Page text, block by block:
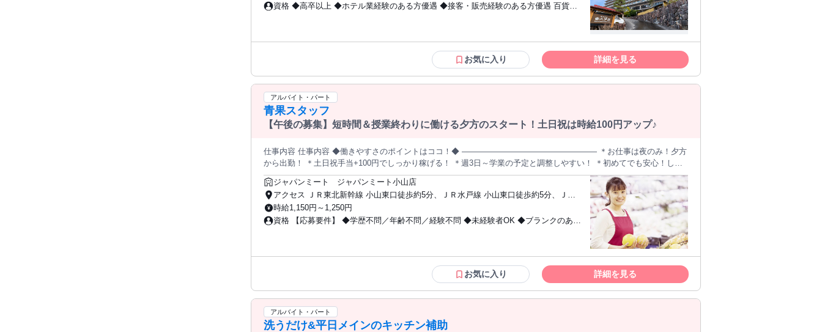
また、異業種でも接客・販売経験のある方は、即戦力として優遇いたします。無理のないペースで教えていきますの
ル運営会社です。フルサービスからリゾート、旅館、ペットフレンドリー、宿泊特化型や中長期滞在型まで幅広いホテ
ルタイプを手掛けております。新規開業のペースが突出しており、2025年には約30棟の新規受託を実施。今後も複数の
資格 ◆高卒以上 ◆ホテル業経験のある方優遇 ◆接客・販売経験のある方優遇 百貨
お気に入り 詳細を見る
アルバイト・パート
青果スタッフ
【午後の募集】短時間＆授業終わりに働ける夕方のスタート！土日祝は時給100円アップ♪
仕事内容 仕事内容 ◆働きやすさのポイントはココ！◆ ――――――――――――――――― ＊お仕事は夜のみ！夕方
から出勤！ ＊土日祝手当+100円でしっかり稼げる！ ＊週3日～学業の予定と調整しやすい！ ＊初めてでも安心！しっ
かりサポートします◎ ――――――――――――――――― 【仕事内容】 ・ 野菜果物の袋詰めや包装 ・包装・値付
け ・品出し ・シール貼り ＼青果スタッフの面白さ／ 旬の野菜や果物について詳しくなれたり、 おいしい食材を見分
ける目利き力がアップしていきますよ。 食べごろにも詳しくなるので、自宅で野菜や果物を食べる時も、 一番おいし
い時が分かるようになります。 ＼土日祝は時給UP／ 土日祝のシフトでは時給アップ★ なかなか平日にシフトに入れな
い方や、 がっつり働きたいフリーターさんも歓迎します。 ＼学生さんも大歓迎／ 学業やサークルと両立したい学生さ
んもぜひ！ 「テスト期間で…」「学校行事が…」という場合でも、 ジャパンミートではスタッフ同士で協力し合いな
がら シフトを調整しています。 また、夕方からの勤務や短時間シフトなど、 柔軟に働ける環境が整っています。 【ジ
ャパンミートの精神】 ジャパンミートでは、「夢をカタチにできる」 企業でありたいと考え、従業員全員が実力を 発
揮できるシステムが構築されています。 そのため、日々成長ややりがいを実感しながら、 真のプロとして活躍できる
んです。 スーパーマーケットによる新たな食文化の 創造を目指し、これからも前進を続けていきます。
ジャパンミート ジャパンミート小山店
アクセス ＪＲ東北新幹線 小山東口徒歩約5分、ＪＲ水戸線 小山東口徒歩約5分、ＪＲ
宇都宮線〔東北本線〕・ＪＲ上野東京ライン 小山東口徒歩約5分 小山駅・徒歩5分
時給1,150円～1,250円
資格 【応募要件】 ◆学歴不問／年齢不問／経験不問 ◆未経験者OK ◆ブランクのある
お気に入り 詳細を見る
アルバイト・パート
洗うだけ&平日メインのキッチン補助